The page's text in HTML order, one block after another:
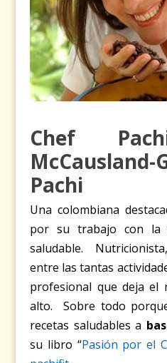
Chef
Pachi
Una colombiana
por su trabajo con la
saludable.
entre las tantas
profesional que deja el
alto. Sobre todo
recetas saludables a
su libro “Pasión por el